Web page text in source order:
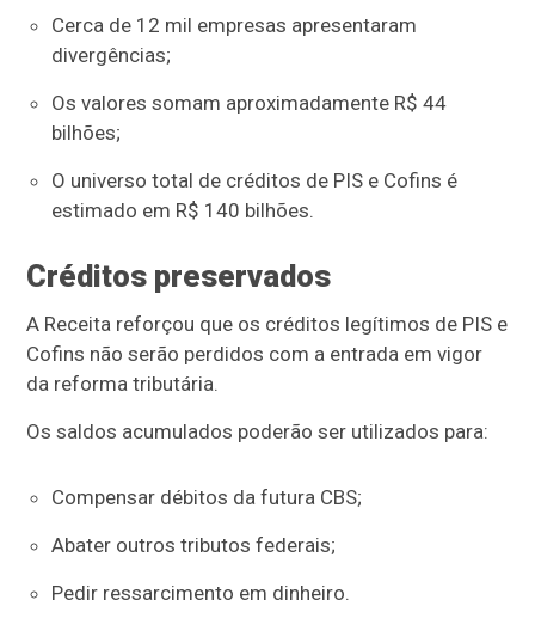
Cerca de 12 mil empresas apresentaram
divergências;
Os valores somam aproximadamente R$ 44
bilhões;
O universo total de créditos de PIS e Cofins é
estimado em R$ 140 bilhões.
Créditos preservados
A Receita reforçou que os créditos legítimos de PIS e
Cofins não serão perdidos com a entrada em vigor
da reforma tributária.
Os saldos acumulados poderão ser utilizados para:
Compensar débitos da futura CBS;
Abater outros tributos federais;
Pedir ressarcimento em dinheiro.